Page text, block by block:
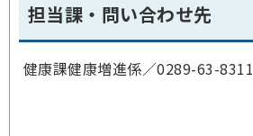
担当課・問い合わせ先
健康課健康増進係／0289-63-8311